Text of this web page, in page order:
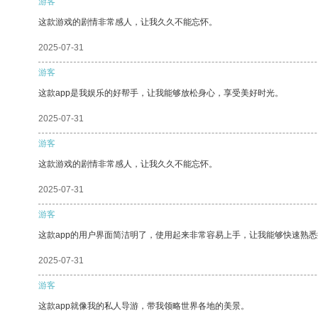
这款游戏的剧情非常感人，让我久久不能忘怀。
2025-07-31
游客
这款app是我娱乐的好帮手，让我能够放松身心，享受美好时光。
2025-07-31
游客
这款游戏的剧情非常感人，让我久久不能忘怀。
2025-07-31
游客
这款app的用户界面简洁明了，使用起来非常容易上手，让我能够快速熟
2025-07-31
游客
这款app就像我的私人导游，带我领略世界各地的美景。